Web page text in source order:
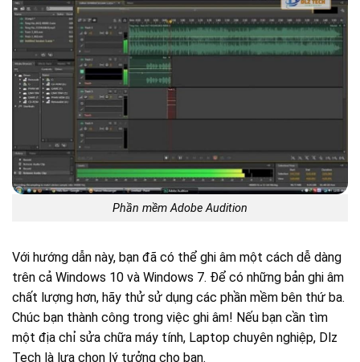
Phần mềm Adobe Audition
Với hướng dẫn này, bạn đã có thể ghi âm một cách dễ dàng
trên cả Windows 10 và Windows 7. Để có những bản ghi âm
chất lượng hơn, hãy thử sử dụng các phần mềm bên thứ ba.
Chúc bạn thành công trong việc ghi âm! Nếu bạn cần tìm
một địa chỉ sửa chữa máy tính, Laptop chuyên nghiệp, Dlz
Tech là lựa chọn lý tưởng cho bạn.